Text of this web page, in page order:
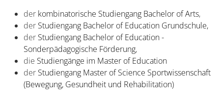
der kombinatorische Studiengang Bachelor of Arts,
der Studiengang Bachelor of Education Grundschule,
der Studiengang Bachelor of Education -
Sonderpädagogische Förderung,
die Studiengänge im Master of Education
der Studiengang Master of Science Sportwissenschaft
(Bewegung, Gesundheit und Rehabilitation)